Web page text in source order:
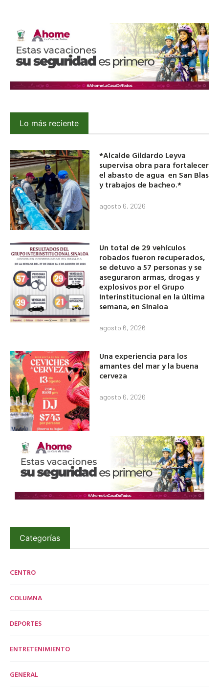
Lo más reciente
*Alcalde Gildardo Leyva
supervisa obra para fortalecer
el abasto de agua en San Blas
y trabajos de bacheo.*
agosto 6, 2026
Un total de 29 vehículos
robados fueron recuperados,
se detuvo a 57 personas y se
aseguraron armas, drogas y
explosivos por el Grupo
Interinstitucional en la última
semana, en Sinaloa
agosto 6, 2026
Una experiencia para los
amantes del mar y la buena
cerveza
agosto 6, 2026
Categorías
CENTRO
COLUMNA
DEPORTES
ENTRETENIMIENTO
GENERAL